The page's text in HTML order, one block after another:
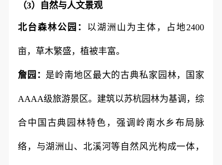
（3）自然与人文景观
北台森林公园： 以湖洲山为主体，占地2400
亩，草木繁盛，植被丰富。
詹园： 是岭南地区最大的古典私家园林，国家
AAAA级旅游景区。建筑以苏杭园林为基调，综
合中国古典园林特色，强调岭南水乡布局脉
络，与湖洲山、北溪河等自然风光构成一体，